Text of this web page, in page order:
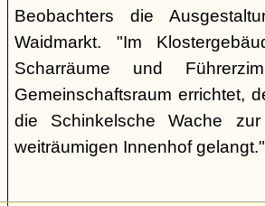
Beobachters die
Waidmarkt. "Im
Scharräume und
Gemeinschaftsraum errichtet,
die Schinkelsche Wache
weiträumigen Innenhof gelangt."